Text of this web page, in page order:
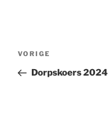
Bericht
Vorig
bericht
VORIGE
Dorpskoers 2024